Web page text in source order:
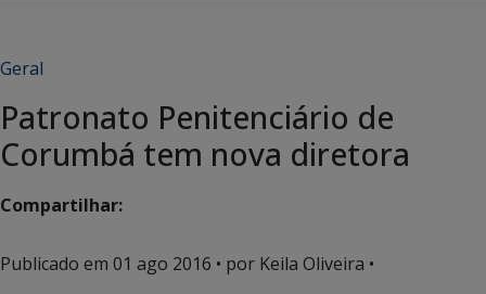
Geral
Patronato Penitenciário de
Corumbá tem nova diretora
Compartilhar:
Publicado em 01 ago 2016 • por Keila Oliveira •